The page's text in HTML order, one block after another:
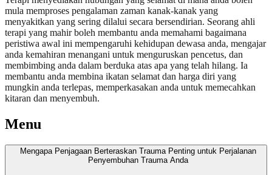
mula memproses pengalaman zaman kanak-kanak yang
menyakitkan yang sering dilalui secara bersendirian. Seorang ahli
terapi yang mahir boleh membantu anda memahami bagaimana
peristiwa awal ini mempengaruhi kehidupan dewasa anda, mengajar
anda kemahiran menangani untuk menguruskan pencetus, dan
membimbing anda dalam berduka atas apa yang telah hilang. Ia
membantu anda membina ikatan selamat dan harga diri yang
mungkin anda terlepas, memperkasakan anda untuk memecahkan
kitaran dan menyembuh.
Menu
Mengapa Penjagaan Berteraskan Trauma Penting untuk Perjalanan
Penyembuhan Trauma Anda